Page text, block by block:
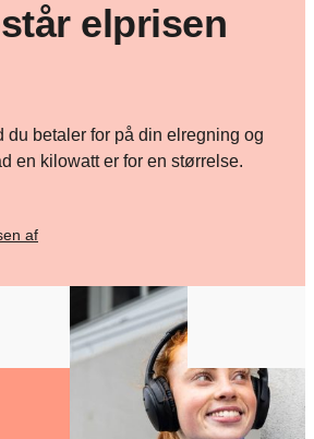
elprisen
du betaler for på din elregning og
en kilowatt er for en størrelse.
af